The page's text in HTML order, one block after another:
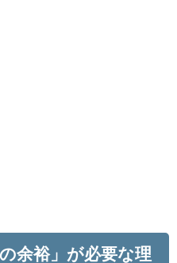
余裕」が必要な理